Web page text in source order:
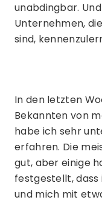
unabdingbar.
Unternehmen,
sind,
In den letzten
Bekannten von
habe ich sehr
erfahren. Die
gut, aber einige
festgestellt, dass
und mich mit